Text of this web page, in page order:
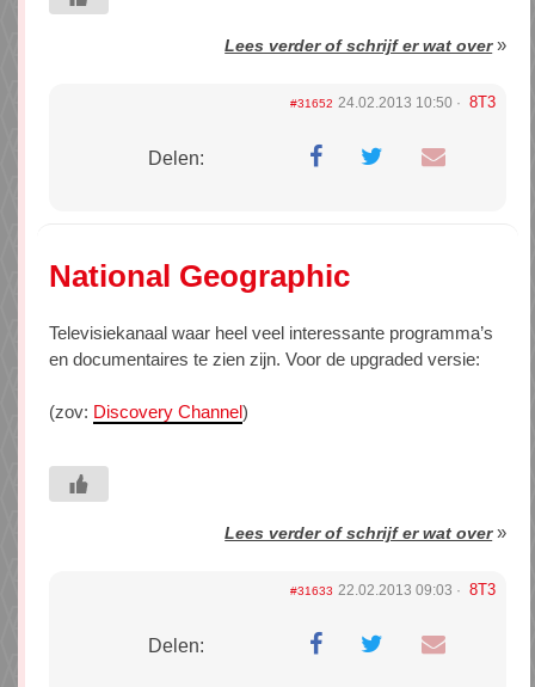
Lees verder of schrijf er wat over»
#31652 24.02.2013 10:50 8T3
Delen:
National Geographic
Televisiekanaal waar heel veel interessante programma’s
en documentaires te zien zijn. Voor de upgraded versie:
(zov: Discovery Channel)
Lees verder of schrijf er wat over»
#31633 22.02.2013 09:03 8T3
Delen: